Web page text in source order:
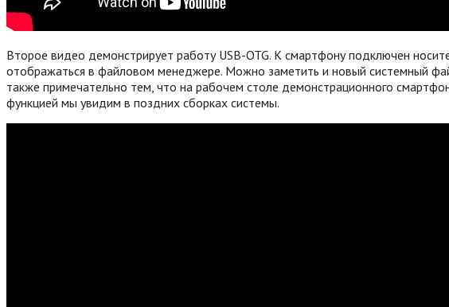
Второе видео демонстрирует работу USB-OTG. К смартфону подключен
отображаться в файловом менеджере. Можно заметить и новый системный
также примечательно тем, что на рабочем столе демонстрационного
функцией мы увидим в поздних сборках системы.